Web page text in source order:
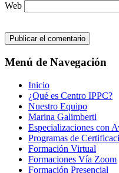
Web
Menú de Navegación
Inicio
¿Qué es Centro IPPC?
Nuestro Equipo
Marina Galimberti
Especializaciones con
Programas de
Formación Virtual
Formaciones Vía Zoom
Formación Presencial